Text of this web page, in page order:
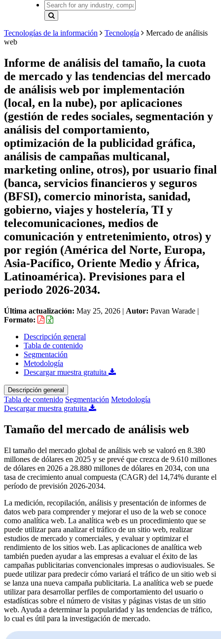
Tecnologías de la información Tecnología
Mercado de análisis
web
Informe de análisis del tamaño, la cuota
de mercado y las tendencias del mercado
de análisis web por implementación
(local, en la nube), por aplicaciones
(gestión de redes sociales, segmentación y
análisis del comportamiento,
optimización de la publicidad gráfica,
análisis de campañas multicanal,
marketing online, otros), por usuario final
(banca, servicios financieros y seguros
(BFSI), comercio minorista, sanidad,
gobierno, viajes y hostelería, TI y
telecomunicaciones, medios de
comunicación y entretenimiento, otros) y
por región (América del Norte, Europa,
Asia-Pacífico, Oriente Medio y África,
Latinoamérica). Previsiones para el
periodo 2026-2034.
Última actualización: May 25, 2026 | Autor: Pavan Warade |
Formato:
Descripción general
Tabla de contenido
Segmentación
Metodología
Descargar muestra gratuita
Descripción general
Tabla de contenido Segmentación Metodología
Descargar muestra gratuita
Tamaño del mercado de análisis web
El tamaño del mercado global de análisis web se valoró en 8.380
millones de dólares en 2025 y se prevé que crezca de 9.610 millones
de dólares en 2026 a 28.880 millones de dólares en 2034, con una
tasa de crecimiento anual compuesta (CAGR) del 14,74% durante el
período de previsión 2026-2034.
La medición, recopilación, análisis y presentación de informes de
datos web para comprender y mejorar el uso de la web se conoce
como analítica web. La analítica web es un procedimiento que se
puede utilizar para analizar el tráfico de un sitio web, realizar
estudios de mercado y comerciales, y evaluar y optimizar el
rendimiento de los sitios web. Las aplicaciones de analítica web
también pueden ayudar a las empresas a evaluar el éxito de las
campañas publicitarias convencionales impresas o audiovisuales. Se
puede utilizar para predecir cómo variará el tráfico de un sitio web si
se lanza una nueva campaña publicitaria. La analítica web se puede
utilizar para desarrollar perfiles de comportamiento del usuario o
estadísticas sobre el número de visitas y páginas vistas de un sitio
web. Ayuda a determinar la popularidad y las tendencias de tráfico,
lo cual es útil para la investigación de mercado.